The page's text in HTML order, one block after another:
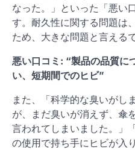
なった。」といった「悪い
す。耐久性に関する問題は
ため、大きな問題と言える
悪い口コミ: “製品の品質に
い、短期間でのヒビ”
また、「科学的な臭いがし
が、まだ臭いが消えず、傘
言われてしまいました。」
の使用で持ち手にヒビが入